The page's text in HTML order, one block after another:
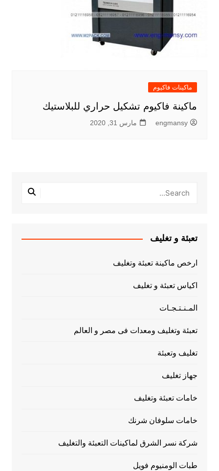
ماكينات فاكيوم
ماكينة فاكيوم تشكيل حراري للبلاستيك
engmansy مارس 31, 2020
تعبئة و تغليف
ارخص ماكينة تعبئة وتغليف
اكياس تعبئة و تغليف
المـنـتـجـات
تعبئة وتغليف ومعدات فى مصر و العالم
تغليف وتعبئة
جهاز تغليف
خامات تعبئة وتغليف
خامات سلوفان شرنك
شركة نسر الشرق لماكينات التعبئة والتغليف
طبات الومنيوم فويل